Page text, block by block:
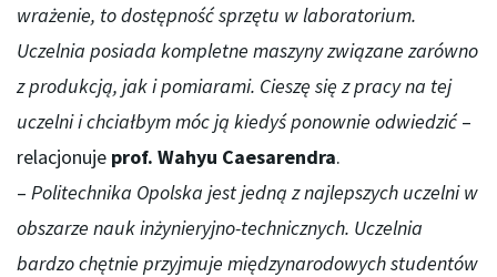
wrażenie, to dostępność sprzętu w laboratorium.
Uczelnia posiada kompletne maszyny związane zarówno
z produkcją, jak i pomiarami. Cieszę się z pracy na tej
uczelni i chciałbym móc ją kiedyś ponownie odwiedzić –
relacjonuje prof. Wahyu Caesarendra.
– Politechnika Opolska jest jedną z najlepszych uczelni w
obszarze nauk inżynieryjno-technicznych. Uczelnia
bardzo chętnie przyjmuje międzynarodowych studentów